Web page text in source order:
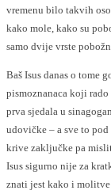
vremenu bilo takvih
kako mole, kako su
samo dvije vrste
Baš Isus danas o tome
pismoznanaca koji
prva sjedala u
udovičke – a sve to
krive zaključke pa
Isus sigurno nije za
znati jest kako i